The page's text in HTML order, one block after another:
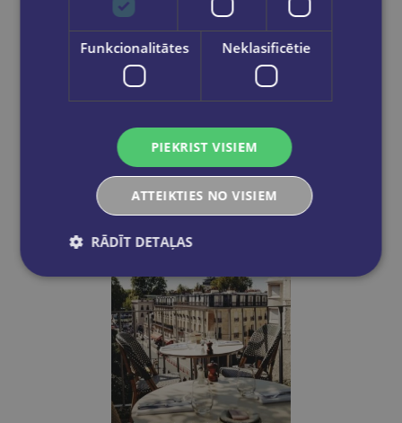
LONELY PLANET
Lonely Planet Slovenia
Ielikt grozā
Funkcionalitātes Neklasificētie
PIEKRIST VISIEM
ATTEIKTIES NO VISIEM
RĀDĪT DETAĻAS